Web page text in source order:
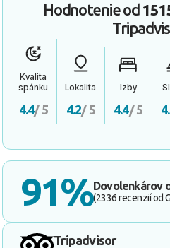
Hodnotenie od
Kvalita
spánku
4.4/ 5
Lokalita
4.2/ 5
Izby
4.4/ 5
91%Dovolenkárov
(2336 recenzií od
Tripadvisor